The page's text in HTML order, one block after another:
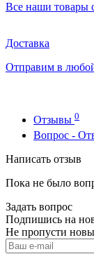
Все наши товары
Доставка
Отправим в
Отзывы 0
Вопрос -
Написать отзыв
Пока не было
Задать вопрос
Подпишись на
Не пропусти